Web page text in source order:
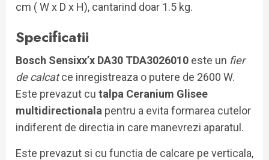
cm ( W x D x H), cantarind doar 1.5 kg.
Specificatii
Bosch Sensixx’x DA30 TDA3026010 este un fier
de calcatce inregistreaza o putere de 2600 W.
Este prevazut cu talpa Ceranium Glisee
multidirectionala pentru a evita formarea cutelor
indiferent de directia in care manevrezi aparatul.
Este prevazut si cu functia de calcare pe verticala,